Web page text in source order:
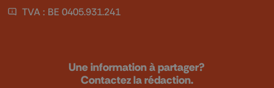
TVA : BE 0405.931.241
Une information à partager?
Contactez la rédaction.